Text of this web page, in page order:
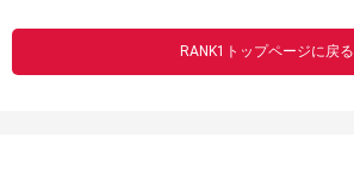
RANK1トップページに戻る